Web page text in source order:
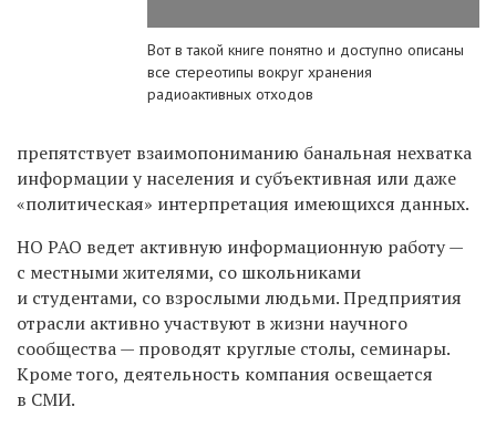
Вот в такой книге понятно и доступно описаны
все стереотипы вокруг хранения
радиоактивных отходов
препятствует взаимопониманию банальная нехватка
информации у населения и субъективная или даже
«политическая» интерпретация имеющихся данных.
НО РАО ведет активную информационную работу —
с местными жителями, со школьниками
и студентами, со взрослыми людьми. Предприятия
отрасли активно участвуют в жизни научного
сообщества — проводят круглые столы, семинары.
Кроме того, деятельность компания освещается
в СМИ.